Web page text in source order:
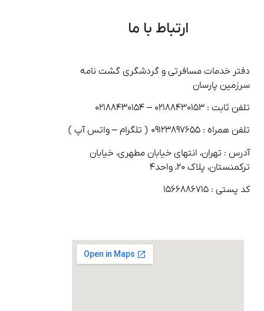
ارتباط با ما
دفتر خدمات مسافرتی و گردشگری گشت نامه
سرزمین پارسان
تلفن ثابت : ۰۲۱۸۸۴۳۰۱۵۳ – ۰۲۱۸۸۴۳۰۱۵۴
تلفن همراه : ۰۹۱۲۳۸۹۷۶۵۵ ( تلگرام – واتس آپ )
آدرس : تهران، انتهای خیابان مطهری، خیابان
ترکمنستان، پلاک ۲۰، واحد۴
کد پستی : ۱۵۶۶۸۸۶۷۱۵